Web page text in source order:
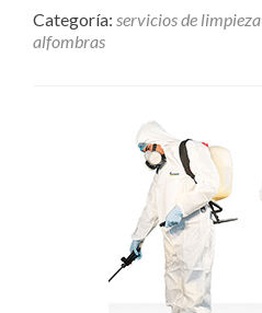
Categoría: servicios de limpieza
alfombras